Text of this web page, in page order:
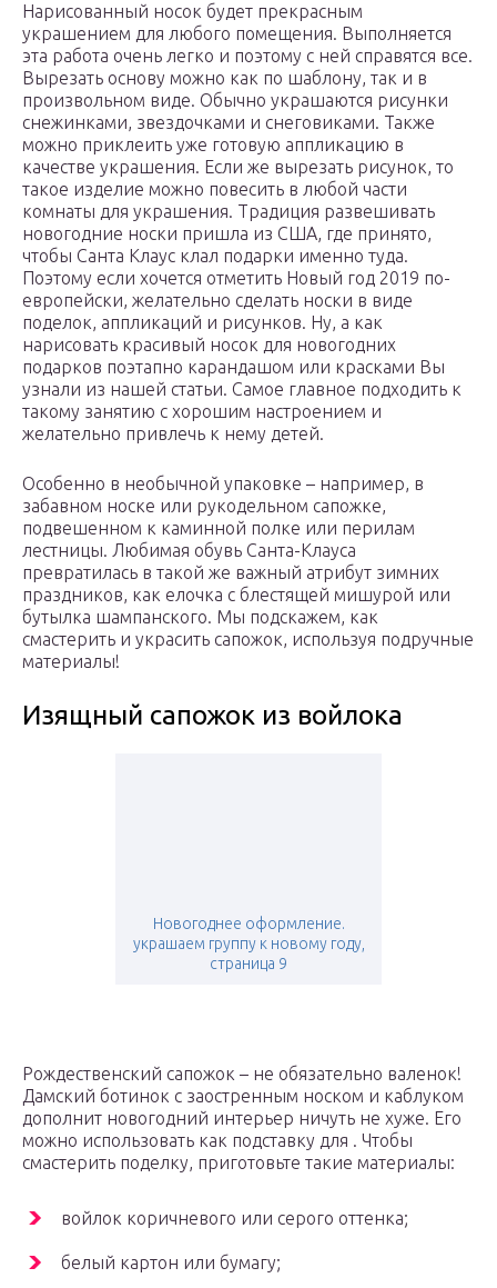
Нарисованный носок будет прекрасным
украшением для любого помещения. Выполняется
эта работа очень легко и поэтому с ней справятся все.
Вырезать основу можно как по шаблону, так и в
произвольном виде. Обычно украшаются рисунки
снежинками, звездочками и снеговиками. Также
можно приклеить уже готовую аппликацию в
качестве украшения. Если же вырезать рисунок, то
такое изделие можно повесить в любой части
комнаты для украшения. Традиция развешивать
новогодние носки пришла из США, где принято,
чтобы Санта Клаус клал подарки именно туда.
Поэтому если хочется отметить Новый год 2019 по-
европейски, желательно сделать носки в виде
поделок, аппликаций и рисунков. Ну, а как
нарисовать красивый носок для новогодних
подарков поэтапно карандашом или красками Вы
узнали из нашей статьи. Самое главное подходить к
такому занятию с хорошим настроением и
желательно привлечь к нему детей.
Особенно в необычной упаковке – например, в
забавном носке или рукодельном сапожке,
подвешенном к каминной полке или перилам
лестницы. Любимая обувь Санта-Клауса
превратилась в такой же важный атрибут зимних
праздников, как елочка с блестящей мишурой или
бутылка шампанского. Мы подскажем, как
смастерить и украсить сапожок, используя подручные
материалы!
Изящный сапожок из войлока
Новогоднее оформление.
украшаем группу к новому году,
страница 9
Рождественский сапожок – не обязательно валенок!
Дамский ботинок с заостренным носком и каблуком
дополнит новогодний интерьер ничуть не хуже. Его
можно использовать как подставку для . Чтобы
смастерить поделку, приготовьте такие материалы:
войлок коричневого или серого оттенка;
белый картон или бумагу;